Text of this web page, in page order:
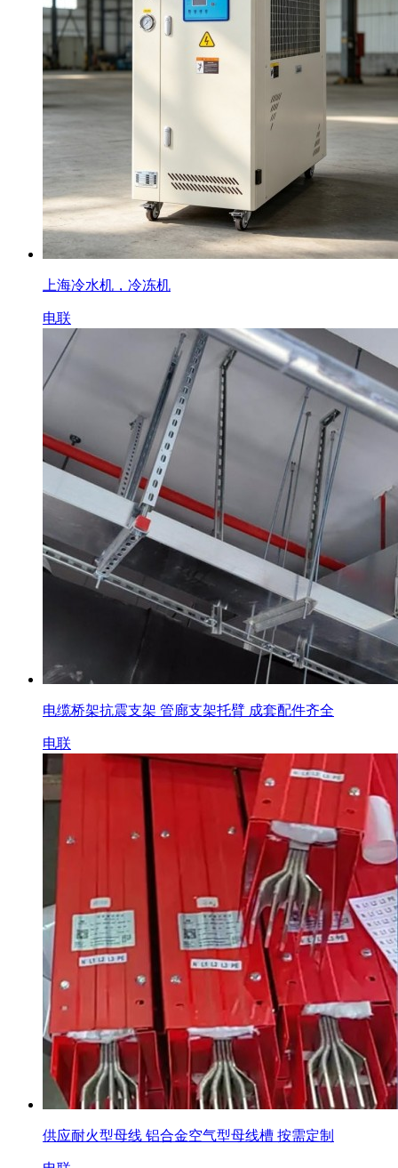
上海冷水机，冷冻机
电联
电缆桥架抗震支架 管廊支架托臂 成套配件齐全
电联
供应耐火型母线 铝合金空气型母线槽 按需定制